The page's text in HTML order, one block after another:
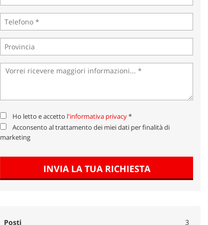
Ho letto e accetto l'informativa privacy*
Acconsento al trattamento dei miei dati per finalità di
marketing
INVIA LA TUA RICHIESTA
Posti
3